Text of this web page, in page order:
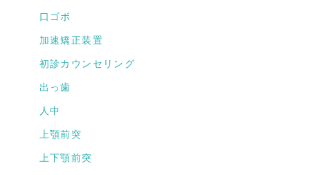
口ゴボ
加速矯正装置
初診カウンセリング
出っ歯
人中
上顎前突
上下顎前突